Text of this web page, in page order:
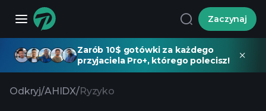
Zaczynaj
Zarób 10$ gotówki za każdego
przyjaciela Pro+, którego polecisz!
Odkryj/AHIDX/Ryzyko